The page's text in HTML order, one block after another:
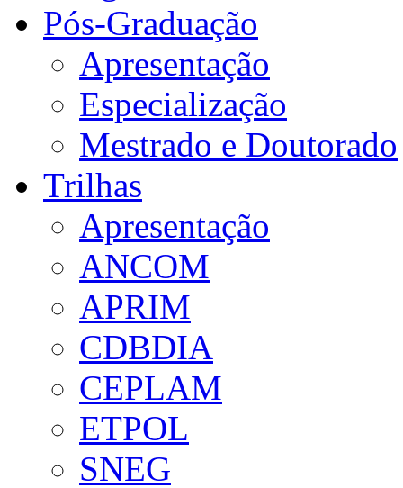
Pós-Graduação
Apresentação
Especialização
Mestrado e Doutorado
Trilhas
Apresentação
ANCOM
APRIM
CDBDIA
CEPLAM
ETPOL
SNEG